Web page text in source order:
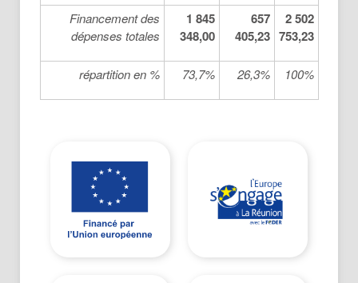
Financement des
dépenses totales
1 845
348,00
657
405,23
2 502
753,23
répartition en % 73,7% 26,3% 100%